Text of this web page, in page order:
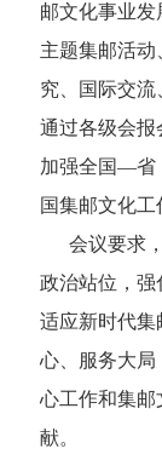
邮文化事业发
主题集邮活
究、国际交流
通过各级会报
加强全国—省
国集邮文化工
会议要求，
政治站位，强
适应新时代集
心、服务大局
心工作和集邮
献。